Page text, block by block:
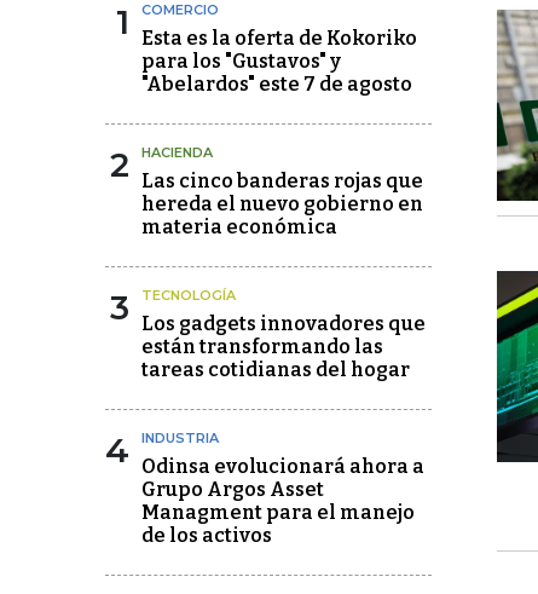
1 COMERCIO
Esta es la oferta de Kokoriko
para los "Gustavos" y
"Abelardos" este 7 de agosto
2 HACIENDA
Las cinco banderas rojas que
hereda el nuevo gobierno en
materia económica
3 TECNOLOGÍA
Los gadgets innovadores que
están transformando las
tareas cotidianas del hogar
4 INDUSTRIA
Odinsa evolucionará ahora a
Grupo Argos Asset
Managment para el manejo
de los activos